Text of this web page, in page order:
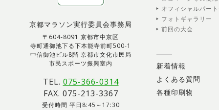
京都マラソン実行委員会事務局
〒604-8091 京都市中京区
寺町通御池下る下本能寺前町500-1
中信御池ビル8階 京都市文化市民局
市民スポーツ振興室内
TEL. 075-366-0314
FAX. 075-213-3367
受付時間 平日8:45～17:30
オフィシャルパー
フォトギャラリー
前回の大会
新着情報
よくある質問
各種印刷物